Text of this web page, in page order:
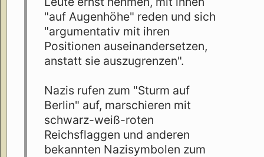
"auf Augenhöhe" reden und sich
"argumentativ mit ihren
Positionen auseinandersetzen,
anstatt sie auszugrenzen".
Nazis rufen zum "Sturm auf
Berlin" auf, marschieren mit
schwarz-weiß-roten
Reichsflaggen und anderen
bekannten Nazisymbolen zum